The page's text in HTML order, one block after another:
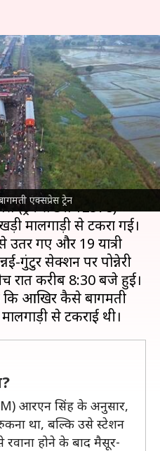
एक्सप्रेस ट्रेन
चेन्नई के पास
कारण
am
पास शुक्रवार रात को
(ट्रेन संख्या 12578)
मालगाड़ी से टकरा गई।
उतर गए और 19 यात्री
गुंटुर सेक्शन पर पोन्नेरी
रात करीब 8:30 बजे हुई।
कि आखिर कैसे बागमती
आरएन सिंह के अनुसार,
रुकना था, बल्कि उसे स्टेशन
रवाना होने के बाद मैसूर-